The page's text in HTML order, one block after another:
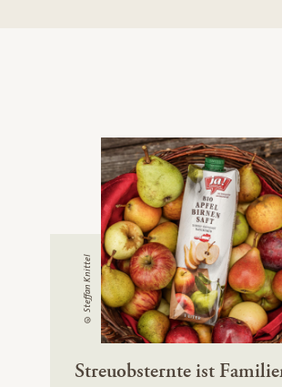
© Steffan Knittel
Streuobsternte ist